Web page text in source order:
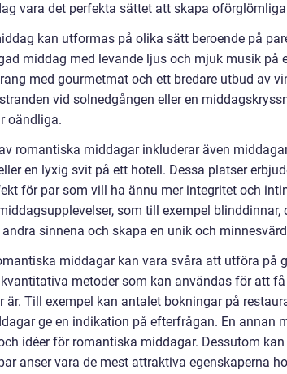
vara det perfekta sättet att skapa
kan utformas på olika sätt beroende på
middag med levande ljus och mjuk musik på
med gourmetmat och ett bredare utbud av
vid solnedgången eller en
oändliga.
romantiska middagar inkluderar även
en lyxig svit på ett hotell. Dessa platser
för par som vill ha ännu mer integritet och
som till exempel
sinnena och skapa en unik och
middagar kan vara svåra att utföra på
metoder som kan användas för att
är. Till exempel kan antalet bokningar på
ge en indikation på efterfrågan. En annan
idéer för romantiska middagar. Dessutom
anser vara de mest attraktiva egenskaperna